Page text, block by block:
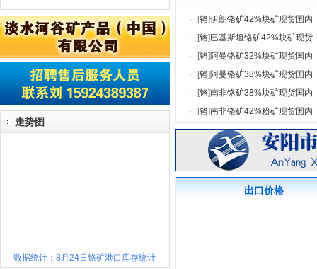
走势图
数据统计：8月24日铬矿港口库存统计
· [铬]伊朗铬矿42%块矿现货国内
·
[铬] 巴基斯坦铬矿42%块矿现货
·
[铬]阿曼铬矿32%块矿现货国内
·
[铬]阿曼铬矿38%块矿现货国内
·
[铬]南非铬矿38%块矿现货国内
·
[铬]南非铬矿42%粉矿现货国内
出口价格